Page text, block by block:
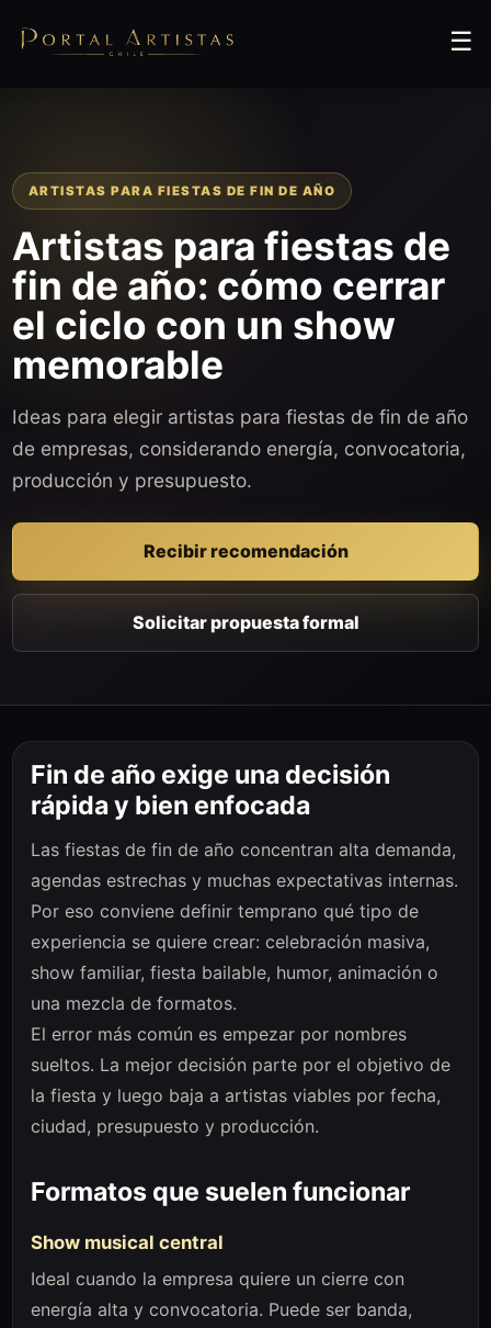
☰
ARTISTAS PARA FIESTAS DE FIN DE AÑO
Artistas para fiestas de
fin de año: cómo cerrar
el ciclo con un show
memorable
Ideas para elegir artistas para fiestas de fin de año
de empresas, considerando energía, convocatoria,
producción y presupuesto.
Recibir recomendación
Solicitar propuesta formal
Fin de año exige una decisión
rápida y bien enfocada
Las fiestas de fin de año concentran alta demanda,
agendas estrechas y muchas expectativas internas.
Por eso conviene definir temprano qué tipo de
experiencia se quiere crear: celebración masiva,
show familiar, fiesta bailable, humor, animación o
una mezcla de formatos.
El error más común es empezar por nombres
sueltos. La mejor decisión parte por el objetivo de
la fiesta y luego baja a artistas viables por fecha,
ciudad, presupuesto y producción.
Formatos que suelen funcionar
Show musical central
Ideal cuando la empresa quiere un cierre con
energía alta y convocatoria. Puede ser banda,